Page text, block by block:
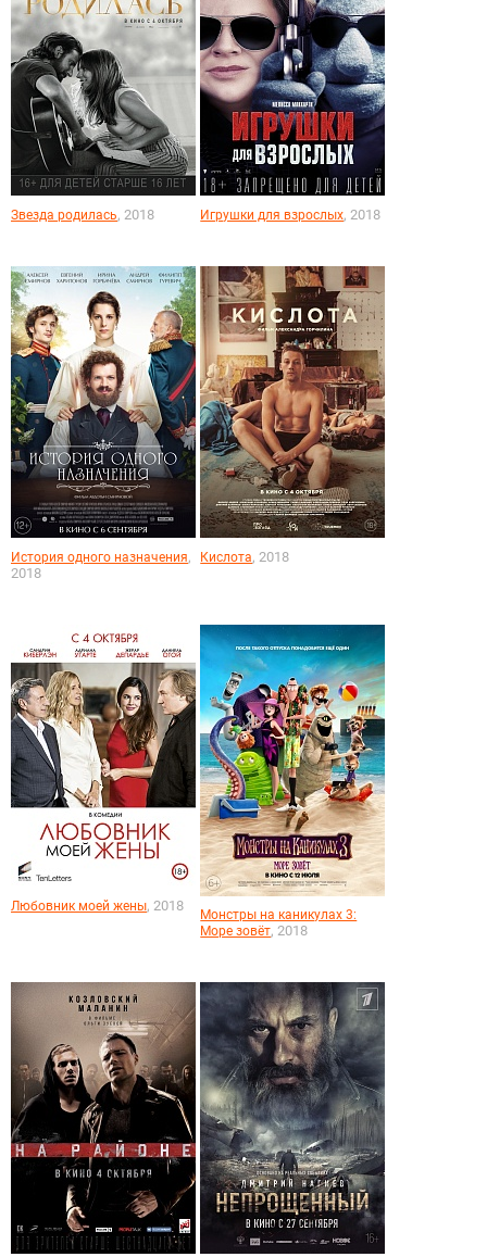
Звезда родилась, 2018 Игрушки для взрослых, 2018
История одного назначения,
2018
Кислота, 2018
Любовник моей жены, 2018
Монстры на каникулах 3:
Море зовёт, 2018